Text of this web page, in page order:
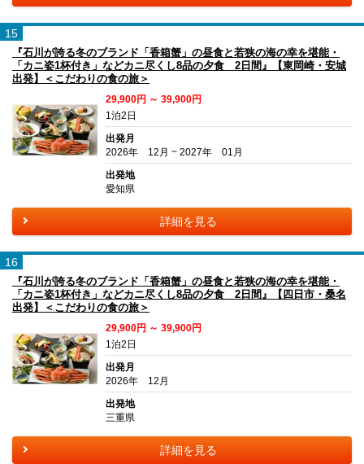
15
『石川が誇る冬のブランド「香箱蟹」の昼食と若狭の海の幸を堪能・
「カニ姿1杯付き」などカニ尽くし8品の夕食 2日間』【東岡崎・安城
出発】＜こだわりの食の旅＞
29,900円 ～ 39,900円
1泊2日
出発月
2026年 12月 ~ 2027年 01月
出発地
愛知県
詳細を見る
16
『石川が誇る冬のブランド「香箱蟹」の昼食と若狭の海の幸を堪能・
「カニ姿1杯付き」などカニ尽くし8品の夕食 2日間』【四日市・桑名
出発】＜こだわりの食の旅＞
29,900円 ～ 39,900円
1泊2日
出発月
2026年 12月
出発地
三重県
詳細を見る